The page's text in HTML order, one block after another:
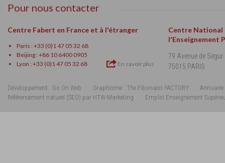
Pour nous contacter
Centre Fabert en France et à l'étranger
Paris : +33 (0)1 47 05 32 68
Beijing : +86 10 6400 0905
Lyon : +33 (0)1 47 05 32 68
En savoir plus
Centre National
l'Enseignement
79 Avenue de Ségur
75015 PARIS
Développement : Go On Web Graphisme : The Fibonacci FACTORY
Annuaire
Référencement naturel (SEO) par HTW-Marketing
Emploi Enseignement